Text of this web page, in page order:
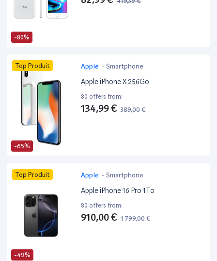
-80%
-65%
Top Produit Apple - Smartphone
Apple iPhone X 256Go
80 offers from:
134,99 € 389,00 €
-49%
Top Produit Apple - Smartphone
Apple iPhone 16 Pro 1To
80 offers from:
910,00 € 1 799,00 €